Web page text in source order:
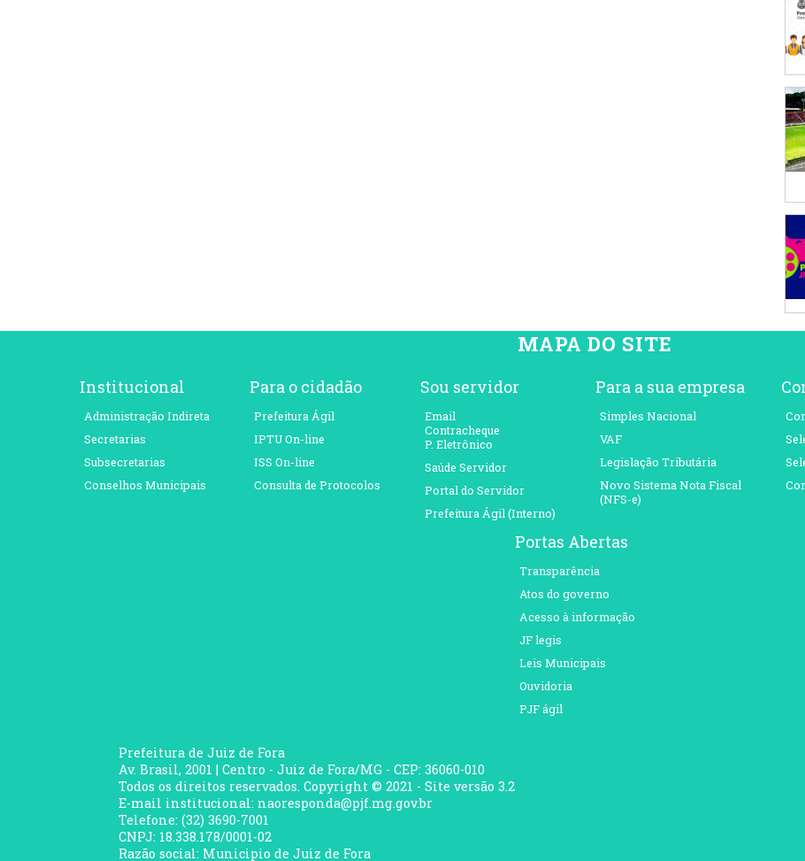
MAPA DO SITE
Institucional
Administração Indireta
Secretarias
Subsecretarias
Conselhos Municipais
Para o cidadão
Prefeitura Ágil
IPTU On-line
ISS On-line
Consulta de Protocolos
Sou servidor
Email
Contracheque
P. Eletrônico
Saúde Servidor
Portal do Servidor
Prefeitura Ágil (Interno)
Para a sua empresa
Simples Nacional
VAF
Legislação Tributária
Novo Sistema Nota Fiscal
(NFS-e)
Portas Abertas
Transparência
Atos do governo
Acesso à informação
JF legis
Leis Municipais
Ouvidoria
PJF ágil
Prefeitura de Juiz de Fora
Av. Brasil, 2001 | Centro - Juiz de Fora/MG - CEP: 36060-010
Todos os direitos reservados. Copyright © 2021 - Site versão 3.2
E-mail institucional: naoresponda@pjf.mg.gov.br
Telefone: (32) 3690-7001
CNPJ: 18.338.178/0001-02
Razão social: Municipio de Juiz de Fora